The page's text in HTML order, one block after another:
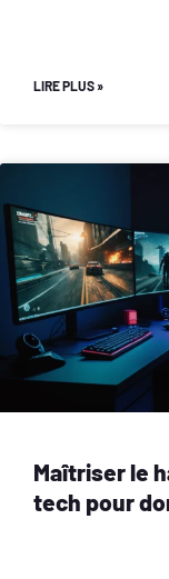
LIRE PLUS »
Maîtriser le
tech pour